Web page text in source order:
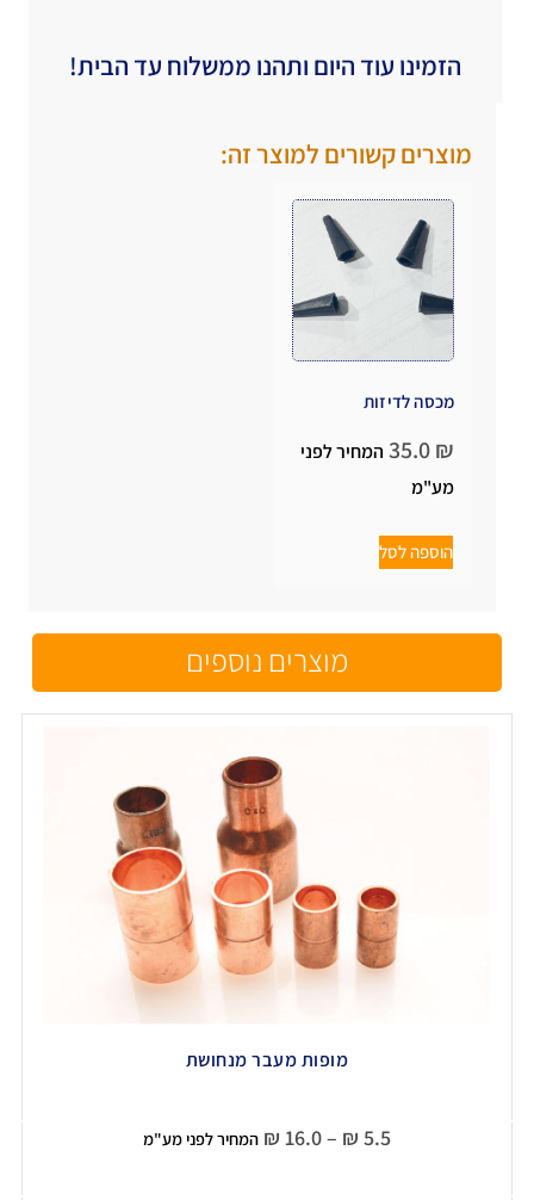
הזמינו עוד היום ותהנו ממשלוח עד הבית!
מוצרים קשורים למוצר זה:
מכסה לדיזות
₪
המחיר לפני
מע"מ
הוספה לסל
מוצרים נוספים
מופות מעבר מנחושת
₪ 5.5
–
₪ 16.0 המחיר לפני מע"מ